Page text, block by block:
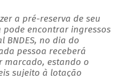
a pré-reserva de seu
encontrar ingressos
BNDES, no dia do
pessoa receberá
marcado, estando o
sujeito à lotação